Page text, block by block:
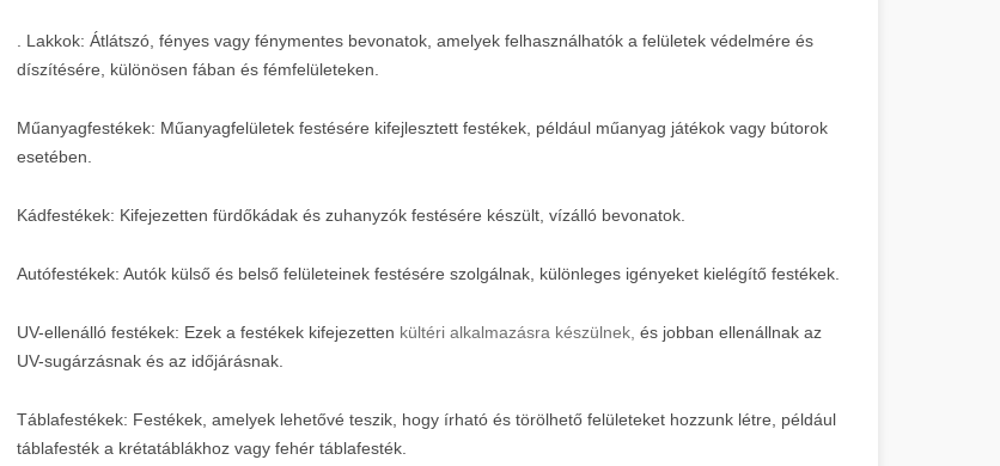
. Lakkok: Átlátszó, fényes vagy fénymentes bevonatok, amelyek felhasználhatók a felületek védelmére és
díszítésére, különösen fában és fémfelületeken.
Műanyagfestékek: Műanyagfelületek festésére kifejlesztett festékek, például műanyag játékok vagy bútorok
esetében.
Kádfestékek: Kifejezetten fürdőkádak és zuhanyzók festésére készült, vízálló bevonatok.
Autófestékek: Autók külső és belső felületeinek festésére szolgálnak, különleges igényeket kielégítő festékek.
UV-ellenálló festékek: Ezek a festékek kifejezetten kültéri alkalmazásra készülnek, és jobban ellenállnak az
UV-sugárzásnak és az időjárásnak.
Táblafestékek: Festékek, amelyek lehetővé teszik, hogy írható és törölhető felületeket hozzunk létre, például
táblafesték a krétatáblákhoz vagy fehér táblafesték.